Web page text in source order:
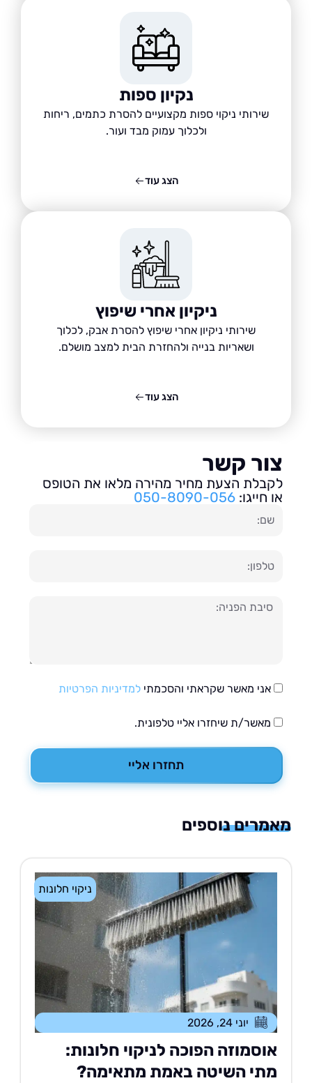
נקיון ספות
שירותי ניקוי ספות מקצועיים להסרת כתמים, ריחות
ולכלוך עמוק מבד ועור.
ניקיון אחרי שיפוץ
שירותי ניקיון אחרי שיפוץ להסרת אבק, לכלוך
ושאריות בנייה ולהחזרת הבית למצב מושלם.
קשר
הצעת מחיר מהירה מלאו את הטופס
חייגו:050-8090-056
אני מאשר שקראתי והסכמתילמדיניות הפרטיות
מאשר/ת שיחזרו אליי טלפונית.
תחזרו אליי
נוספים
ניקוי חלונות
יוני 24, 2026
הפוכה לניקוי חלונות:
השיטה באמת מתאימה?